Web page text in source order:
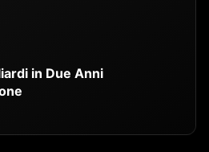
in Due Anni